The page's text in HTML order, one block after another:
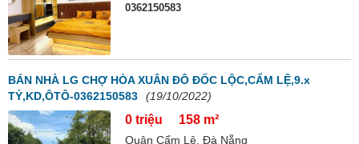
0362150583
BÁN NHÀ LG CHỢ HÒA XUÂN ĐÔ ĐỐC LỘC,CẨM LỆ,9.x
TỶ,KD,ÔTÔ-0362150583
(19/10/2022)
0 triệu 158 m²
Quận Cẩm Lệ, Đà Nẵng